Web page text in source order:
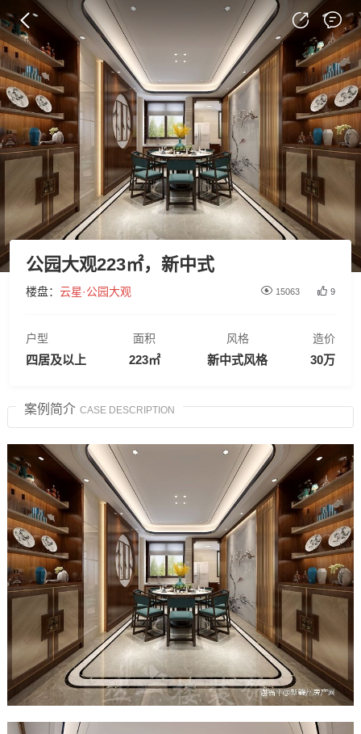
公园大观223㎡，新中式
9
 15063
楼盘： 云星·公园大观
户型
四居及以上
面积
223㎡
风格
新中式风格
造价
30万
案例简介 CASE DESCRIPTION